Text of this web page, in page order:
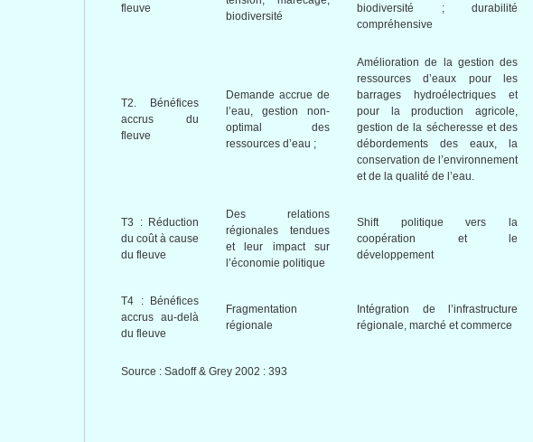
fleuve
biodiversité
biodiversité ; durabilité
compréhensive
T2.
Bénéfices
accrus du
fleuve
Demande accrue de
l’eau, gestion non-
optimal des
ressources d’eau ;
Amélioration de la gestion des
ressources
d’eaux pour les
barrages
hydroélectriques et
pour la production agricole,
gestion de la sécheresse et des
débordements des eaux, la
conservation de l’environnement
et de la qualité de l’eau.
T3 : Réduction
du coût à cause
du fleuve
Des relations
régionales
tendues
et
leur impactsur
l’économie politique
Shift politique vers la
coopération et le
développement
T4 :
Bénéfices
accrus au-delà
du fleuve
Fragmentation
régionale
Intégration de
l’infrastructure
régionale, marché et commerce
Source : Sadoff& Grey 2002 : 393